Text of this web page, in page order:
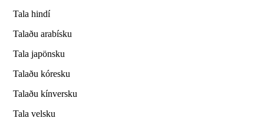
Tala hindí
Talaðu arabísku
Tala japönsku
Talaðu kóresku
Talaðu kínversku
Tala velsku